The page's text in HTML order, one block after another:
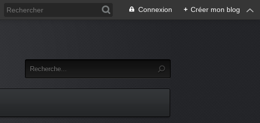
Connexion + Créer mon blog